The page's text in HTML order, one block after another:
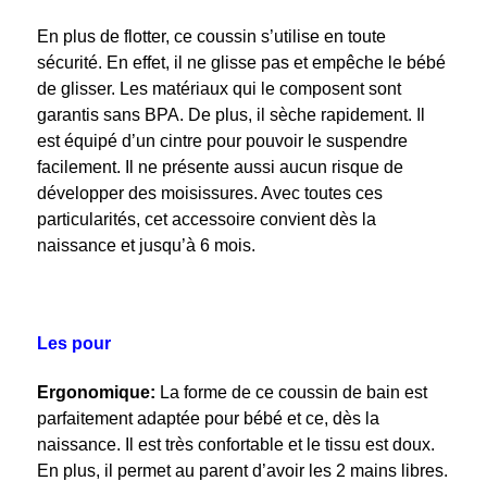
En plus de flotter, ce coussin s’utilise en toute
sécurité. En effet, il ne glisse pas et empêche le bébé
de glisser. Les matériaux qui le composent sont
garantis sans BPA. De plus, il sèche rapidement. Il
est équipé d’un cintre pour pouvoir le suspendre
facilement. Il ne présente aussi aucun risque de
développer des moisissures. Avec toutes ces
particularités, cet accessoire convient dès la
naissance et jusqu’à 6 mois.
Les pour
Ergonomique: La forme de ce coussin de bain est
parfaitement adaptée pour bébé et ce, dès la
naissance. Il est très confortable et le tissu est doux.
En plus, il permet au parent d’avoir les 2 mains libres.